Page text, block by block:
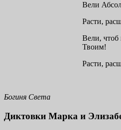
Вели
Расти,
Вели, чтоб
Твоим!
Расти,
Богиня Света
Диктовки Марка и